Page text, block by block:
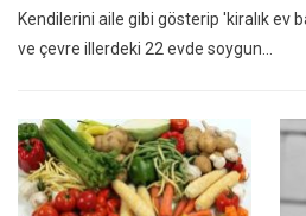
Kendilerini aile gibi gösterip 'kiralık ev
ve çevre illerdeki 22 evde soygun…